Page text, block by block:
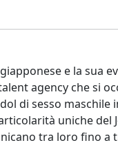
e la sua
agency che si
di sesso
uniche del
tra loro fino